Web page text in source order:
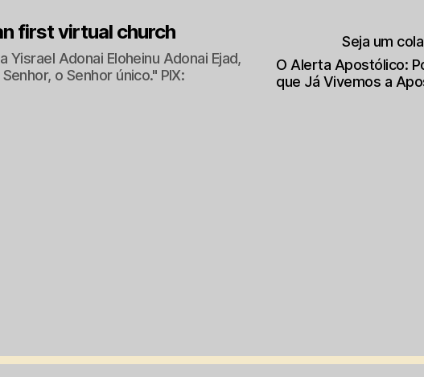
first virtual church
Adonai Eloheinu Adonai Ejad,
o Senhor único." PIX:
Seja um
O Alerta Apostólico:
que Já Vivemos a